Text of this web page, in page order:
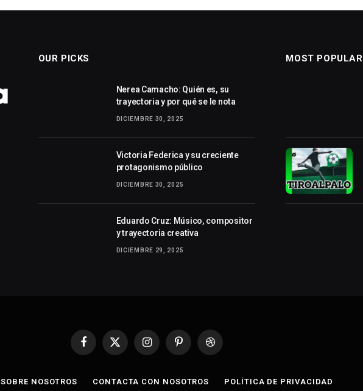
OUR PICKS
Nerea Camacho: Quién es, su
trayectoria y por qué se le nota
DICIEMBRE 30, 2025
Victoria Federica y su creciente
protagonismo público
DICIEMBRE 30, 2025
Eduardo Cruz: Músico, compositor
y trayectoria creativa
DICIEMBRE 29, 2025
MOST POPULAR
Facebook
X
InstagramPinterestDribbble
SOBRE NOSOTROS CONTACTA CON NOSOTROS POLÍTICA DE PRIVACIDAD